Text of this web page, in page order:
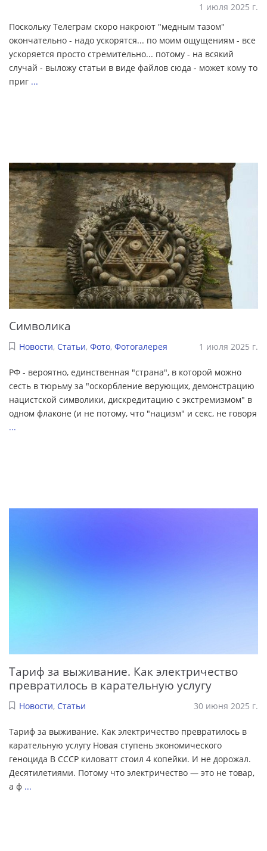
1 июля 2025 г.
Поскольку Телеграм скоро накроют "медным тазом"
окончательно - надо ускорятся... по моим ощущениям - все
ускоряется просто стремительно... потому - на всякий
случай - выложу статьи в виде файлов сюда - может кому то
приг ...
Символика
Новости, Статьи, Фото, Фотогалерея 1 июля 2025 г.
РФ - вероятно, единственная "страна", в которой можно
сесть в тюрьму за "оскорбление верующих, демонстрацию
нацистской символики, дискредитацию с экстремизмом" в
одном флаконе (и не потому, что "нацизм" и секс, не говоря
...
Тариф за выживание. Как электричество
превратилось в карательную услугу
Новости, Статьи 30 июня 2025 г.
Тариф за выживание. Как электричество превратилось в
карательную услугу Новая ступень экономического
геноцида В СССР киловатт стоил 4 копейки. И не дорожал.
Десятилетиями. Потому что электричество — это не товар,
а ф ...